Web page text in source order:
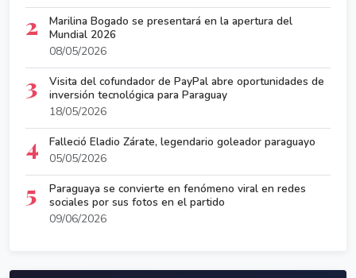
2
Marilina Bogado se presentará en la apertura del
Mundial 2026
08/05/2026
3
Visita del cofundador de PayPal abre oportunidades de
inversión tecnológica para Paraguay
18/05/2026
4
Falleció Eladio Zárate, legendario goleador paraguayo
05/05/2026
5
Paraguaya se convierte en fenómeno viral en redes
sociales por sus fotos en el partido
09/06/2026